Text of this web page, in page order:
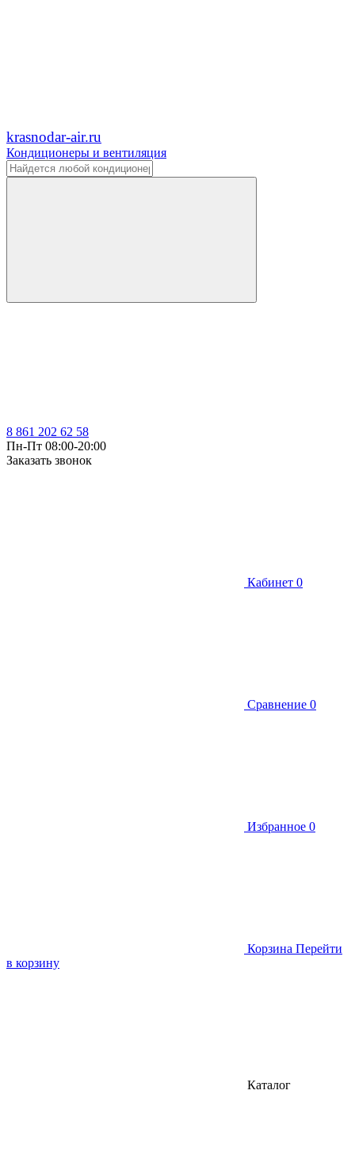
krasnodar-air.ru
Кондиционеры и вентиляция
8 861 202 62 58
Пн-Пт 08:00-20:00
Заказать звонок
Кабинет 0
Сравнение 0
Избранное 0
Корзина Перейти
в корзину
Каталог